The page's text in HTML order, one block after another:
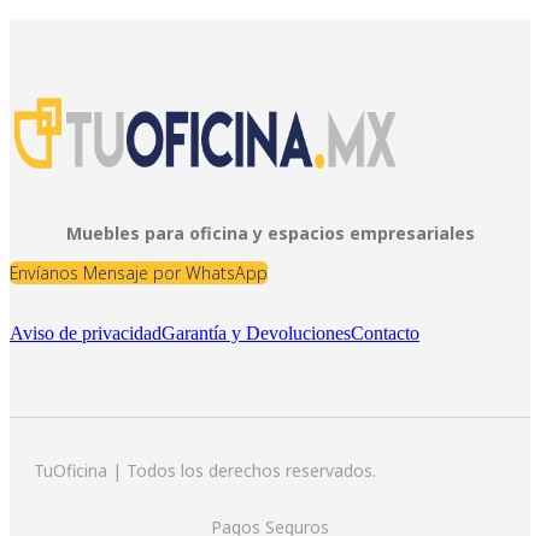
Muebles para oficina y espacios empresariales
Envíanos Mensaje por WhatsApp
Aviso de privacidadGarantía y DevolucionesContacto
TuOficina | Todos los derechos reservados.
Pagos Seguros